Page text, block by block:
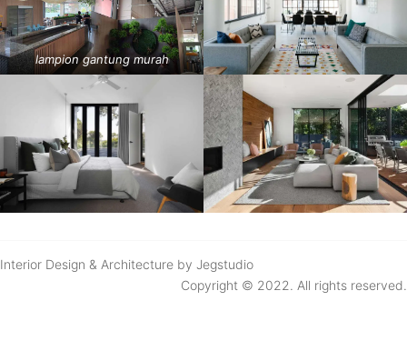
lampion gantung murah
Interior Design & Architecture by Jegstudio
Copyright © 2022. All rights reserved.